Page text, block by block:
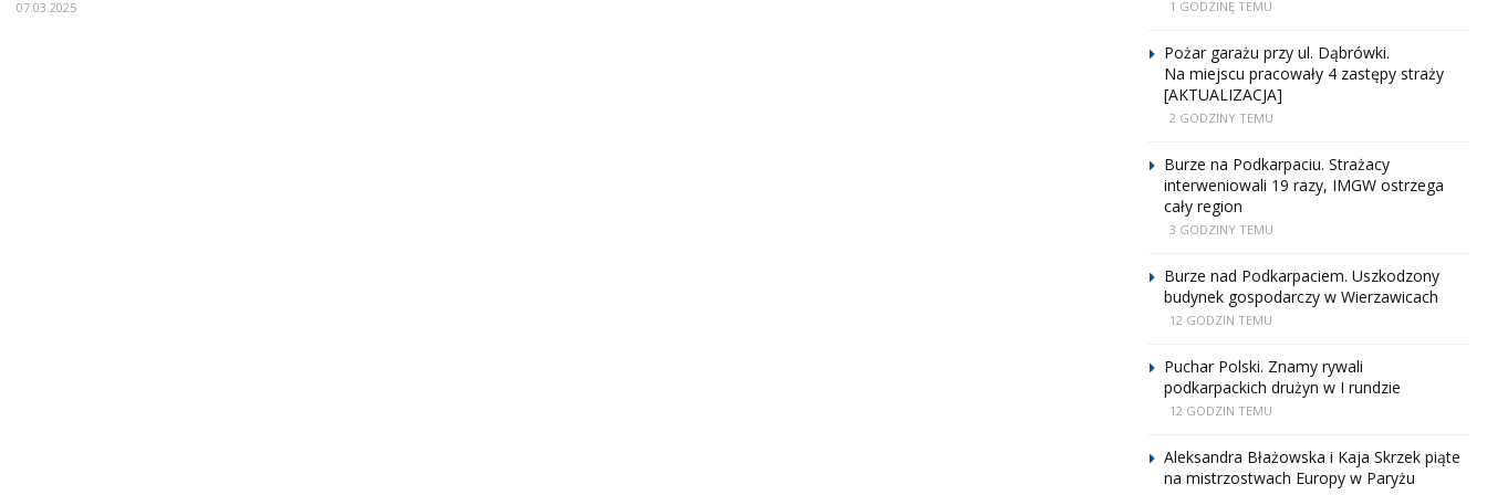
07.03.2025 1 GODZINĘ TEMU
Pożar garażu przy ul. Dąbrówki.
Na miejscu pracowały 4 zastępy straży
[AKTUALIZACJA]
2 GODZINY TEMU
Burze na Podkarpaciu. Strażacy
interweniowali 19 razy, IMGW ostrzega
cały region
3 GODZINY TEMU
Burze nad Podkarpaciem. Uszkodzony
budynek gospodarczy w Wierzawicach
12 GODZIN TEMU
Puchar Polski. Znamy rywali
podkarpackich drużyn w I rundzie
12 GODZIN TEMU
Aleksandra Błażowska i Kaja Skrzek piąte
na mistrzostwach Europy w Paryżu